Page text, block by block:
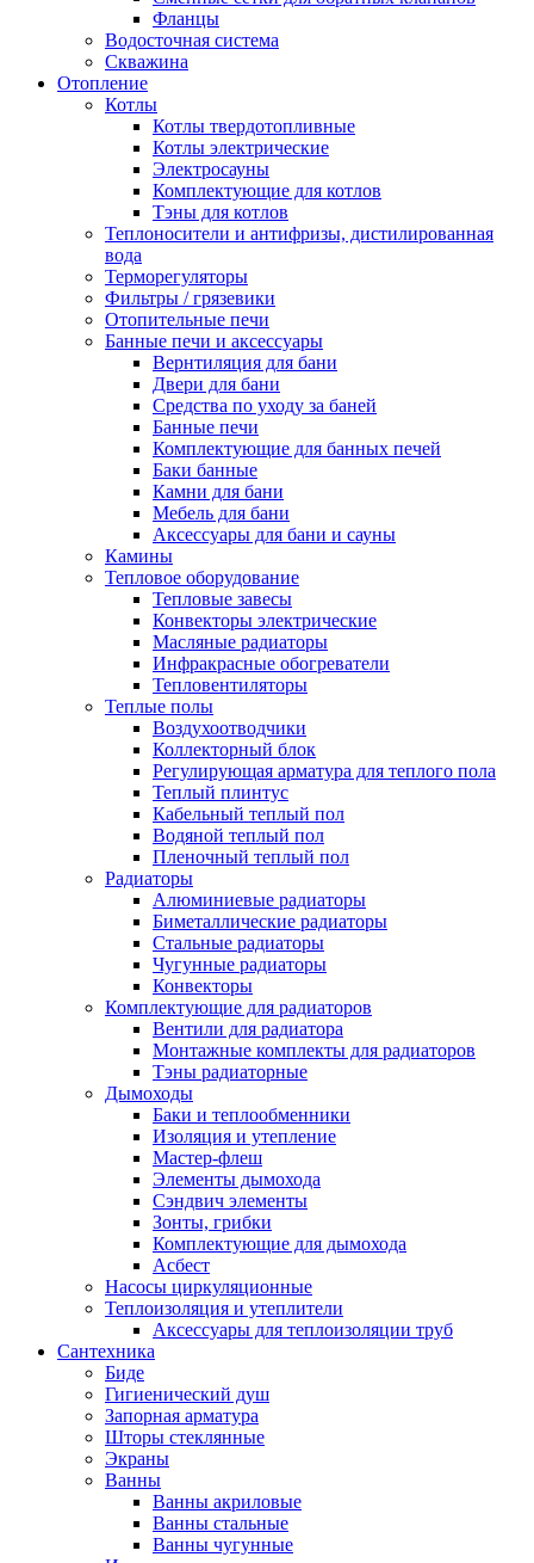
Фланцы
Водосточная система
Скважина
Отопление
Котлы
Котлы твердотопливные
Котлы электрические
Электросауны
Комплектующие для котлов
Тэны для котлов
Теплоносители и антифризы, дистилированная
вода
Терморегуляторы
Фильтры / грязевики
Отопительные печи
Банные печи и аксессуары
Вернтиляция для бани
Двери для бани
Средства по уходу за баней
Банные печи
Комплектующие для банных печей
Баки банные
Камни для бани
Мебель для бани
Аксессуары для бани и сауны
Камины
Тепловое оборудование
Тепловые завесы
Конвекторы электрические
Масляные радиаторы
Инфракрасные обогреватели
Тепловентиляторы
Теплые полы
Воздухоотводчики
Коллекторный блок
Регулирующая арматура для теплого пола
Теплый плинтус
Кабельный теплый пол
Водяной теплый пол
Пленочный теплый пол
Радиаторы
Алюминиевые радиаторы
Биметаллические радиаторы
Стальные радиаторы
Чугунные радиаторы
Конвекторы
Комплектующие для радиаторов
Вентили для радиатора
Монтажные комплекты для радиаторов
Тэны радиаторные
Дымоходы
Баки и теплообменники
Изоляция и утепление
Мастер-флеш
Элементы дымохода
Сэндвич элементы
Зонты, грибки
Комплектующие для дымохода
Асбест
Насосы циркуляционные
Теплоизоляция и утеплители
Аксессуары для теплоизоляции труб
Сантехника
Биде
Гигиенический душ
Запорная арматура
Шторы стеклянные
Экраны
Ванны
Ванны акриловые
Ванны стальные
Ванны чугунные